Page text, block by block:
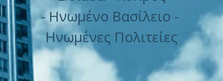
- Ηνωμένο Βασίλειο -
Ηνωμένες Πολιτείες